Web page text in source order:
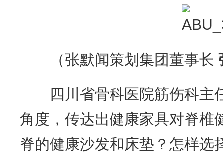
（张默闻策划集团董事长
四川省骨科医院筋伤科主任
角度，传达出健康家具对脊椎
脊的健康沙发和床垫？怎样选